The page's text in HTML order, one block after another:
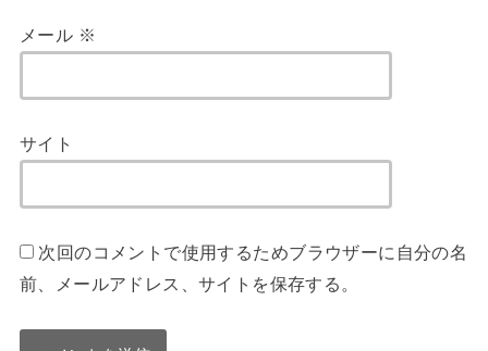
メール ※
サイト
次回のコメントで使用するためブラウザーに自分の名
前、メールアドレス、サイトを保存する。